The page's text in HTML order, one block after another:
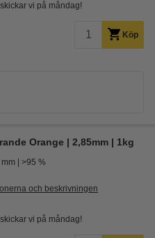
vi på måndag!
Köp
Orange | 2,85mm | 1kg
>95 %
och beskrivningen
vi på måndag!